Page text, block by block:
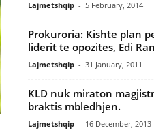
Lajmetshqip - 5 February, 2014
Prokuroria: Kishte plan
liderit te opozites, Edi
Lajmetshqip - 31 January, 2011
KLD nuk miraton
braktis mbledhjen.
Lajmetshqip - 16 December, 2013